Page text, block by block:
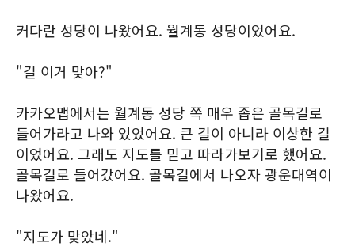
커다란 성당이 나왔어요. 월계동 성당이었어요.
"길 이거 맞아?"
카카오맵에서는 월계동 성당 쪽 매우 좁은 골목길로
들어가라고 나와 있었어요. 큰 길이 아니라 이상한 길
이었어요. 그래도 지도를 믿고 따라가보기로 했어요.
골목길로 들어갔어요. 골목길에서 나오자 광운대역이
나왔어요.
"지도가 맞았네."